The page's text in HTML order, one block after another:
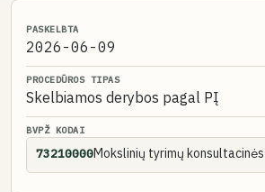
PASKELBTA
2026-06-09
PROCEDŪROS TIPAS
Skelbiamos derybos pagal PĮ
BVPŽ KODAI
73210000Mokslinių tyrimų